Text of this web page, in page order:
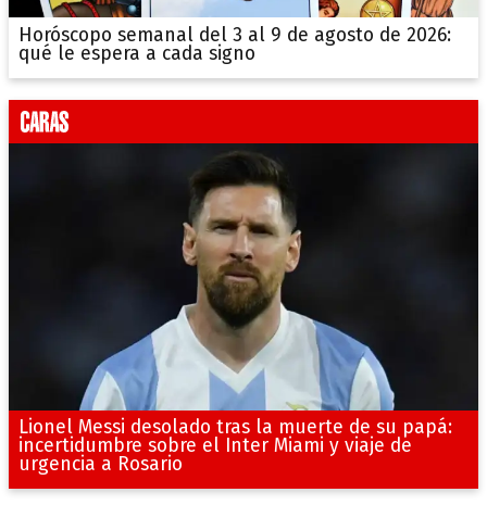
Horóscopo semanal del 3 al 9 de agosto de 2026:
qué le espera a cada signo
Lionel Messi desolado tras la muerte de su papá:
incertidumbre sobre el Inter Miami y viaje de
urgencia a Rosario